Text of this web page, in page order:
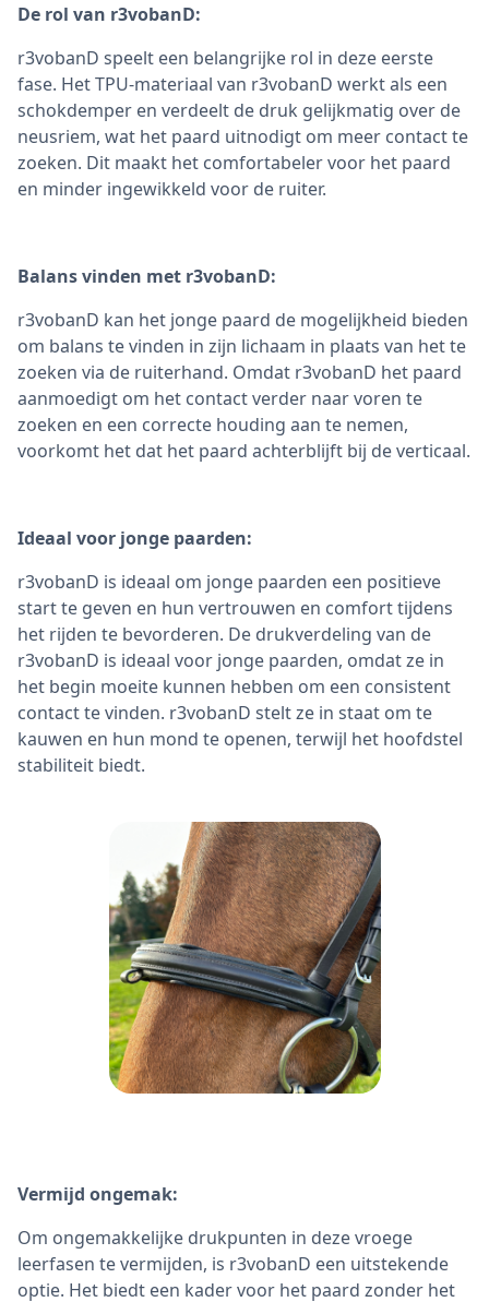
De rol van r3vobanD:
r3vobanD speelt een belangrijke rol in deze eerste
fase. Het TPU-materiaal van r3vobanD werkt als een
schokdemper en verdeelt de druk gelijkmatig over de
neusriem, wat het paard uitnodigt om meer contact te
zoeken. Dit maakt het comfortabeler voor het paard
en minder ingewikkeld voor de ruiter.
Balans vinden met r3vobanD:
r3vobanD kan het jonge paard de mogelijkheid bieden
om balans te vinden in zijn lichaam in plaats van het te
zoeken via de ruiterhand. Omdat r3vobanD het paard
aanmoedigt om het contact verder naar voren te
zoeken en een correcte houding aan te nemen,
voorkomt het dat het paard achterblijft bij de verticaal.
Ideaal voor jonge paarden:
r3vobanD is ideaal om jonge paarden een positieve
start te geven en hun vertrouwen en comfort tijdens
het rijden te bevorderen. De drukverdeling van de
r3vobanD is ideaal voor jonge paarden, omdat ze in
het begin moeite kunnen hebben om een consistent
contact te vinden. r3vobanD stelt ze in staat om te
kauwen en hun mond te openen, terwijl het hoofdstel
stabiliteit biedt.
Vermijd ongemak:
Om ongemakkelijke drukpunten in deze vroege
leerfasen te vermijden, is r3vobanD een uitstekende
optie. Het biedt een kader voor het paard zonder het